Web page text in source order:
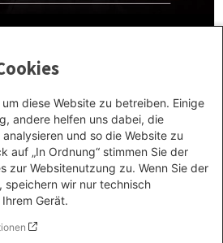
typischen verbalen Schlagabtausch
Welche Geschlechterthemen
diese Website zu betreiben. Einige
andere helfen uns dabei, die
und so die Website zu
auf „In Ordnung“ stimmen Sie der
zur Websitenutzung zu. Wenn Sie der
wir nur technisch
Gerät.